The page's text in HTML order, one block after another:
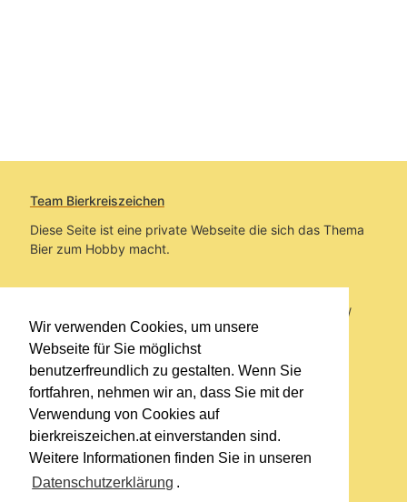
Wir verwenden Cookies, um unsere
Webseite für Sie möglichst
benutzerfreundlich zu gestalten. Wenn Sie
fortfahren, nehmen wir an, dass Sie mit der
Verwendung von Cookies auf
bierkreiszeichen.at einverstanden sind.
Weitere Informationen finden Sie in unseren
Datenschutzerklärung .
Team Bierkreiszeichen
Diese Seite ist eine private Webseite die sich das Thema
Bier zum Hobby macht.
Sie befinden sich auf https://www.bierkreiszeichen.at/
im Pfad:Bierkreiszeichen/Gesammelte Biere
Erstellt: 2026-08-07
Links
Impressum
Datenschutzerklärung